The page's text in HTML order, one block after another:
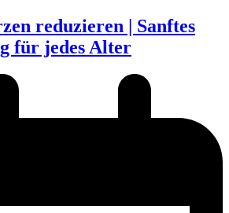
reduzieren | Sanftes
für jedes Alter